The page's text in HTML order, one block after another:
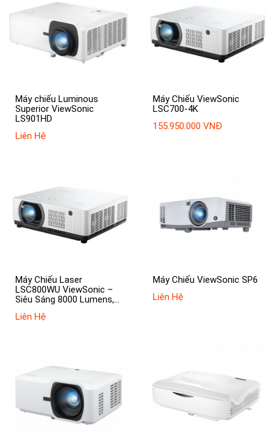
Máy chiếu Luminous
Superior ViewSonic
LS901HD
Liên Hệ
Máy Chiếu ViewSonic
LSC700-4K
155.950.000 VNĐ
Máy Chiếu Laser
LSC800WU ViewSonic –
Siêu Sáng 8000 Lumens,
Liên Hệ
Máy Chiếu ViewSonic SP6
Liên Hệ